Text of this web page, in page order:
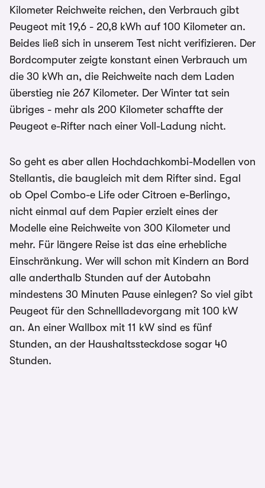
Kilometer Reichweite reichen, den Verbrauch gibt
Peugeot mit 19,6 - 20,8 kWh auf 100 Kilometer an.
Beides ließ sich in unserem Test nicht verifizieren. Der
Bordcomputer zeigte konstant einen Verbrauch um
die 30 kWh an, die Reichweite nach dem Laden
überstieg nie 267 Kilometer. Der Winter tat sein
übriges - mehr als 200 Kilometer schaffte der
Peugeot e-Rifter nach einer Voll-Ladung nicht.
So geht es aber allen Hochdachkombi-Modellen von
Stellantis, die baugleich mit dem Rifter sind. Egal
ob Opel Combo-e Life oder Citroen e-Berlingo,
nicht einmal auf dem Papier erzielt eines der
Modelle eine Reichweite von 300 Kilometer und
mehr. Für längere Reise ist das eine erhebliche
Einschränkung. Wer will schon mit Kindern an Bord
alle anderthalb Stunden auf der Autobahn
mindestens 30 Minuten Pause einlegen? So viel gibt
Peugeot für den Schnellladevorgang mit 100 kW
an. An einer Wallbox mit 11 kW sind es fünf
Stunden, an der Haushaltssteckdose sogar 40
Stunden.